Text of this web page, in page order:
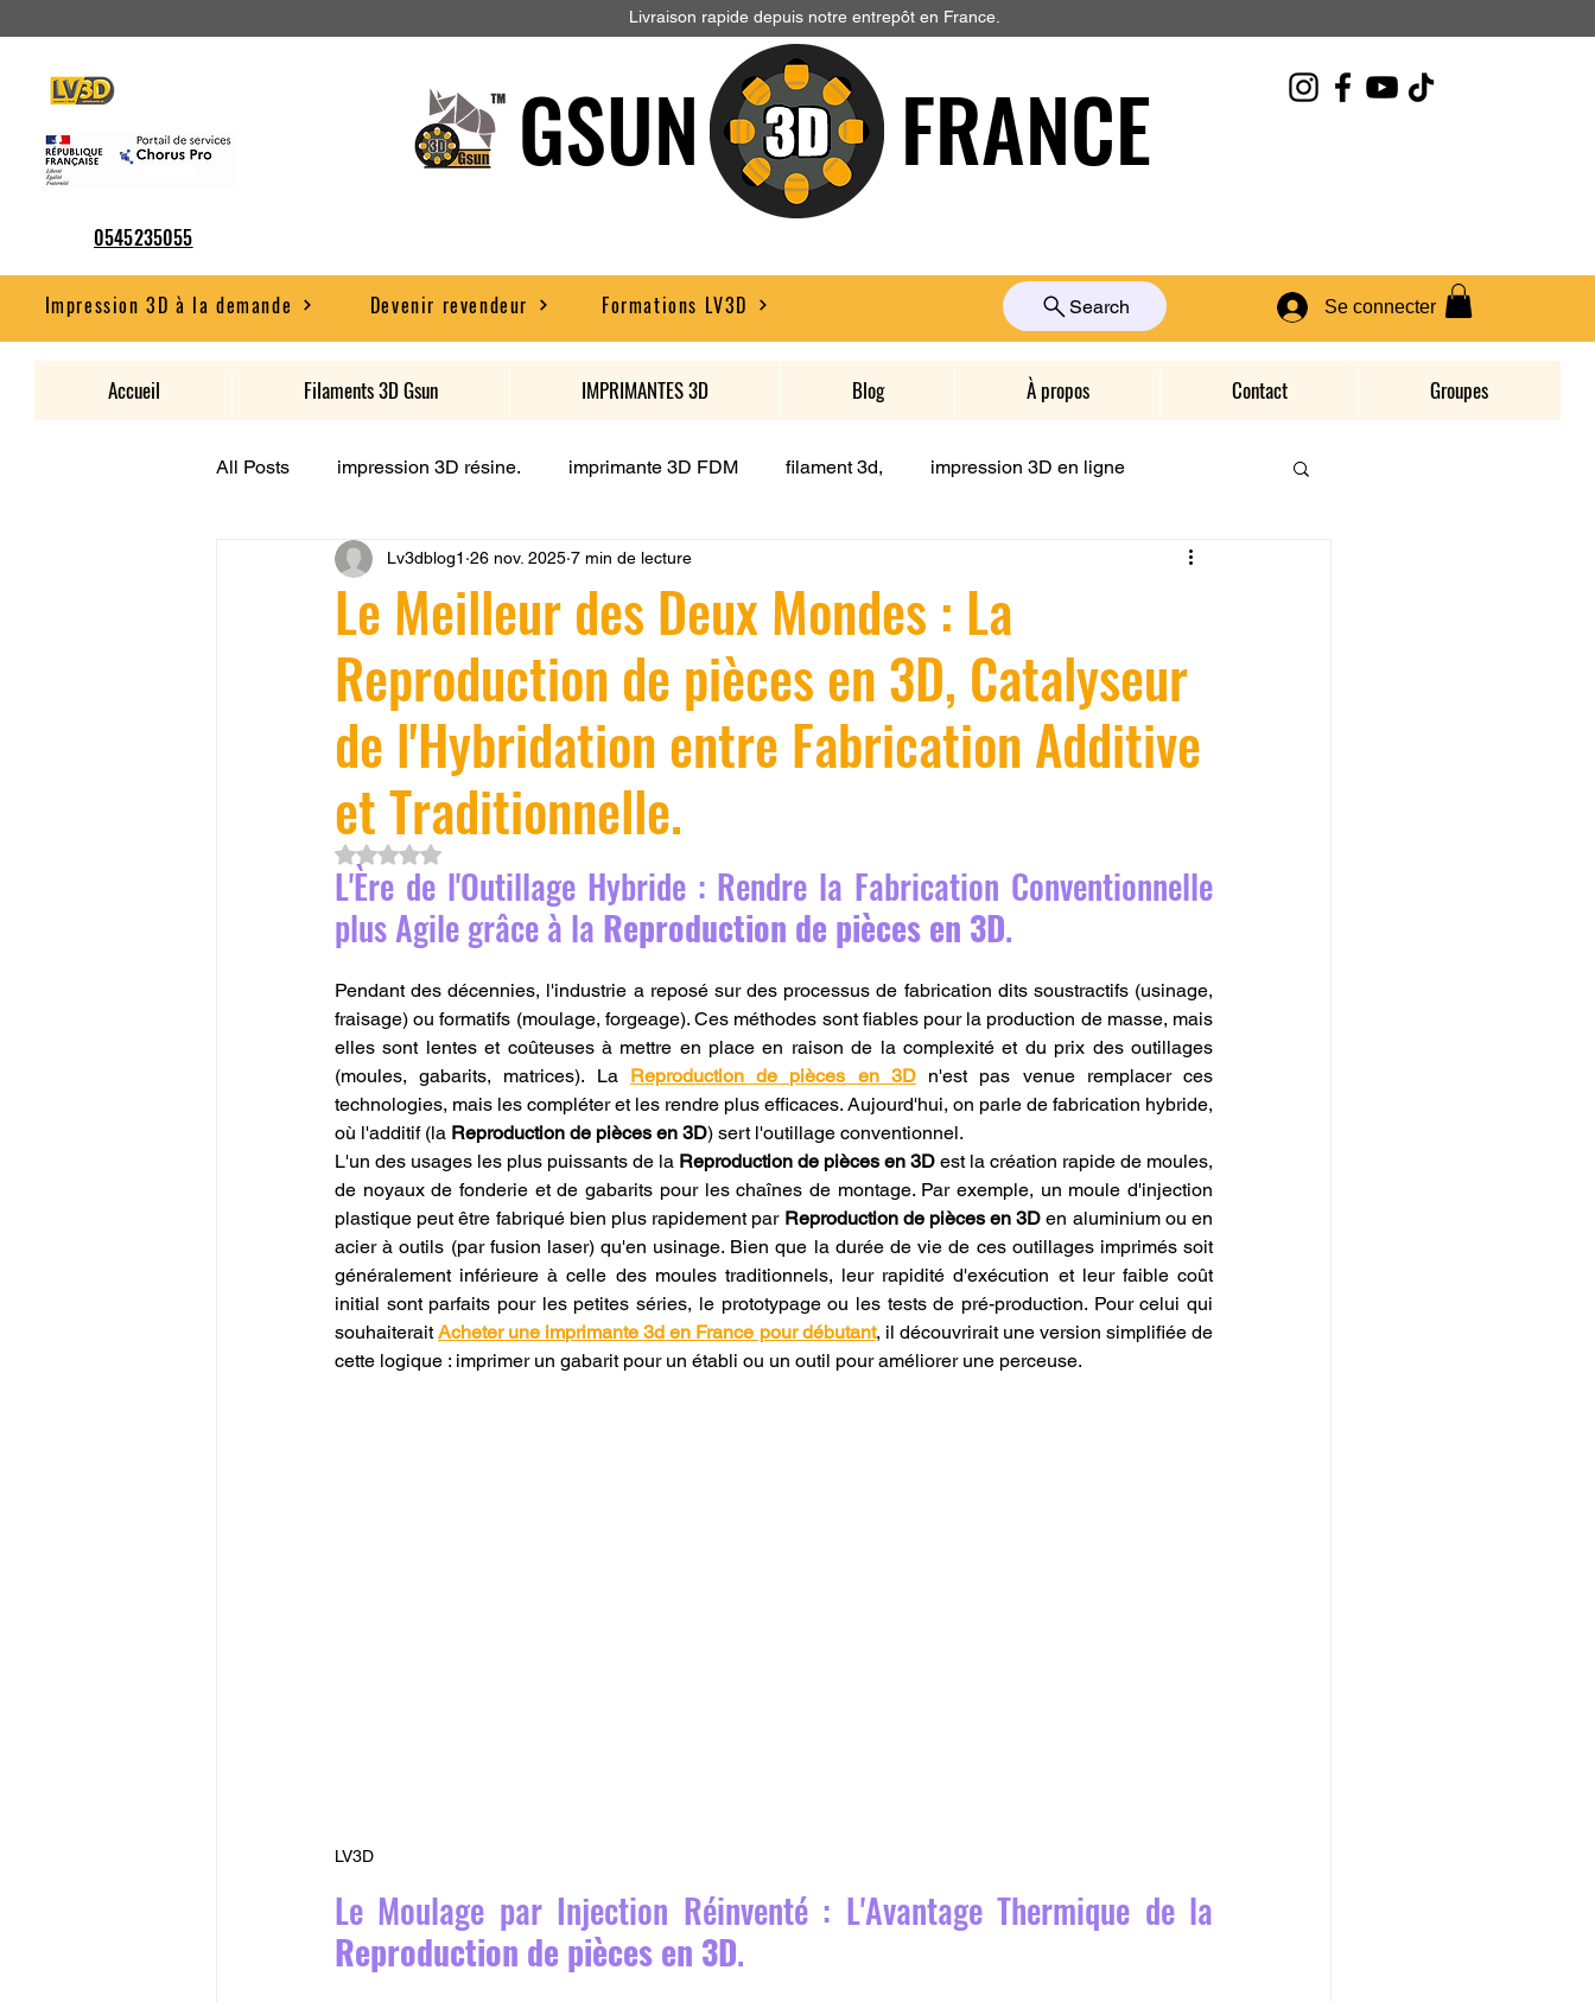
Livraison rapide depuis notre entrepôt en France.
0545235055
GSUN FRANCE
Impression 3D à la demande Devenir revendeur Formations LV3D Se connecter
Search
Accueil Filaments 3D Gsun IMPRIMANTES 3D Blog À propos Contact Groupes
All Posts impression 3D résine. imprimante 3D FDM filament 3d, impression 3D en ligne
CONCESSION LV3D JEU LV3D Formation
SCANNER 3D Formation à l'impression 3D CPF impression 3D à la demande Formation 3D en ligne.
filament 3D Refaire une piece en 3D Filament PETG Filament ABS
Entretien imprimante 3D
Bambu Lab X2D fusion 360 fusion 360 Formation CREALITY PRINT
Le Meilleur des Deux Mondes : La
Reproduction de pièces en 3D, Catalyseur
de l'Hybridation entre Fabrication Additive
et Traditionnelle.
Lv3dblog1 26 nov. 2025 7 min de lecture
Noté NaN étoiles sur 5.
L'Ère de l'Outillage Hybride : Rendre la Fabrication Conventionnelle
plus Agile grâce à la Reproduction de pièces en 3D.
Pendant des décennies, l'industrie a reposé sur des processus de fabrication dits soustractifs (usinage,
fraisage) ou formatifs (moulage, forgeage). Ces méthodes sont fiables pour la production de masse, mais
elles sont lentes et coûteuses à mettre en place en raison de la complexité et du prix des outillages
(moules, gabarits, matrices). La Reproduction de pièces en 3D n'est pas venue remplacer ces
technologies, mais les compléter et les rendre plus efficaces. Aujourd'hui, on parle de fabrication hybride,
où l'additif (la Reproduction de pièces en 3D) sert l'outillage conventionnel.
L'un des usages les plus puissants de la Reproduction de pièces en 3D est la création rapide de moules,
de noyaux de fonderie et de gabarits pour les chaînes de montage. Par exemple, un moule d'injection
plastique peut être fabriqué bien plus rapidement par Reproduction de pièces en 3D en aluminium ou en
acier à outils (par fusion laser) qu'en usinage. Bien que la durée de vie de ces outillages imprimés soit
généralement inférieure à celle des moules traditionnels, leur rapidité d'exécution et leur faible coût
initial sont parfaits pour les petites séries, le prototypage ou les tests de pré-production. Pour celui qui
souhaiterait Acheter une imprimante 3d en France pour débutant, il découvrirait une version simplifiée de
cette logique : imprimer un gabarit pour un établi ou un outil pour améliorer une perceuse.
LV3D
Reproduction de pièces en 3D.